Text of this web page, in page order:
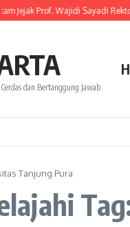
Jejak Prof. Wajidi Sayadi
dan Bertanggung Jawab
Tanjung Pura